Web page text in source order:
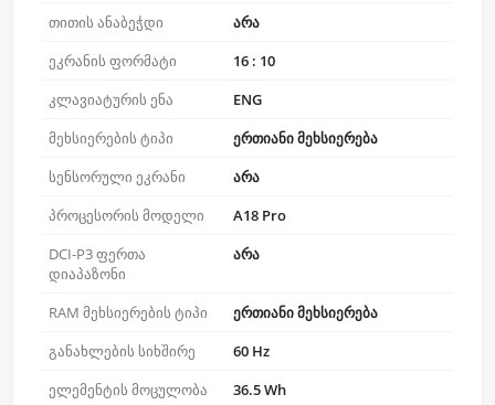
თითის ანაბეჭდი
არა
ეკრანის ფორმატი
16 : 10
კლავიატურის ენა
ENG
მეხსიერების ტიპი
ერთიანი მეხსიერება
სენსორული ეკრანი
არა
პროცესორის მოდელი
A18 Pro
DCI-P3 ფერთა
დიაპაზონი
არა
RAM მეხსიერების ტიპი
ერთიანი მეხსიერება
განახლების სიხშირე
60 Hz
ელემენტის მოცულობა
36.5 Wh